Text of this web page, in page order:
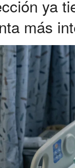
ya
más